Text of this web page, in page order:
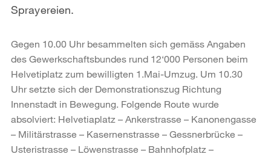
Sprayereien.
Gegen 10.00 Uhr besammelten sich gemäss Angaben
des Gewerkschaftsbundes rund 12‘000 Personen beim
Helvetiplatz zum bewilligten 1.Mai-Umzug. Um 10.30
Uhr setzte sich der Demonstrationszug Richtung
Innenstadt in Bewegung. Folgende Route wurde
absolviert: Helvetiaplatz – Ankerstrasse – Kanonengasse
– Militärstrasse – Kasernenstrasse – Gessnerbrücke –
Usteristrasse – Löwenstrasse – Bahnhofplatz –